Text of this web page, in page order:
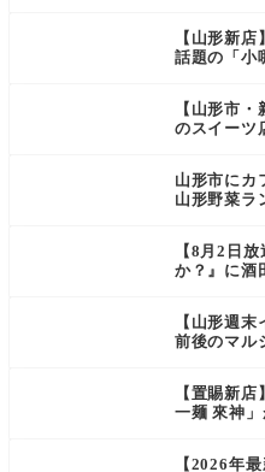
【山形新
話題の「小
【山形市
のスイーツ
山形市にカ
山形野菜ラ
【8月2日
か？』に酒
【山形週
前後のマル
【置賜新
一麺 來神
【2026年